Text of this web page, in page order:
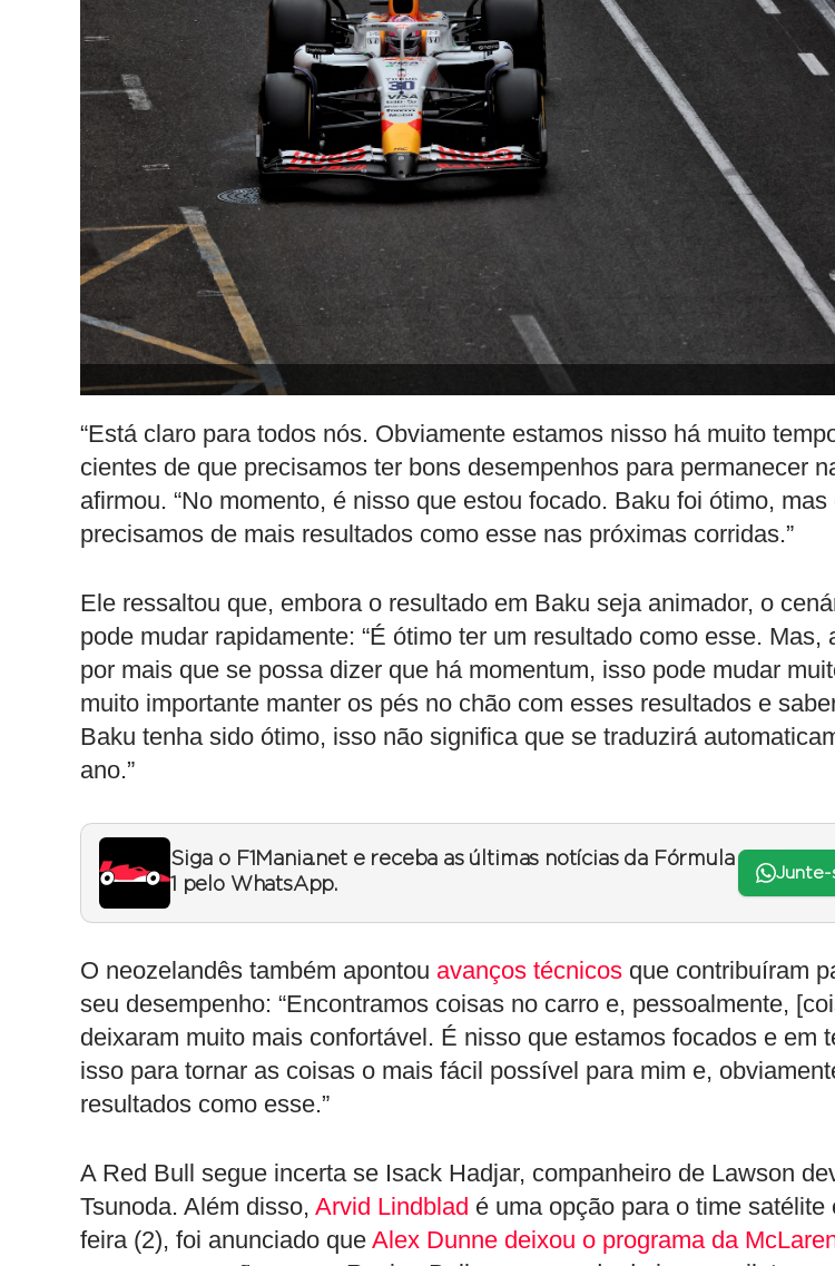
“Está claro para todos nós. Obviamente estamos nisso há muito
cientes de que precisamos ter bons desempenhos para permanecer
afirmou. “No momento, é nisso que estou focado. Baku foi ótimo,
precisamos de mais resultados como esse nas próximas corridas.”
Ele ressaltou que, embora o resultado em Baku seja animador, o
pode mudar rapidamente: “É ótimo ter um resultado como esse. Mas,
por mais que se possa dizer que há momentum, isso pode mudar
muito importante manter os pés no chão com esses resultados e
Baku tenha sido ótimo, isso não significa que se traduzirá
ano.”
Siga o F1Mania.net e receba as últimas notícias da Fórmula
1 pelo WhatsApp.
Junte-
O neozelandês também apontou avanços técnicos que contribuíram
seu desempenho: “Encontramos coisas no carro e, pessoalmente,
deixaram muito mais confortável. É nisso que estamos focados e em
isso para tornar as coisas o mais fácil possível para mim e,
resultados como esse.”
A Red Bull segue incerta se Isack Hadjar, companheiro de Lawson
Tsunoda. Além disso, Arvid Lindblad é uma opção para o time satélite
feira (2), foi anunciado que Alex Dunne deixou o programa da